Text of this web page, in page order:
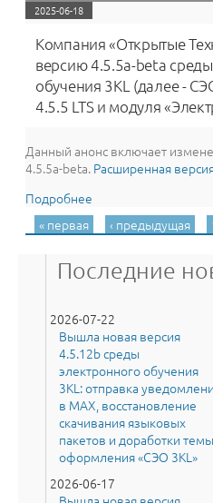
2025-06-18
Компания «Открытые
версию 4.5.5a-beta
обучения 3KL (далее -
4.5.5 LTS и модуля
Данный анонс включает
4.5.5a-beta. Расширенная
Подробнее
миграции среды
Moodle 4.5 LTS.
Страницы
« первая ‹ предыдущая
Последние
2026-07-22
Вышла новая версия
4.5.12b среды
электронного обучения
3KL: отправка
в MAX, восстановление
скачивания языковых
пакетов и доработки темы
оформления «СЭО 3KL»
2026-06-17